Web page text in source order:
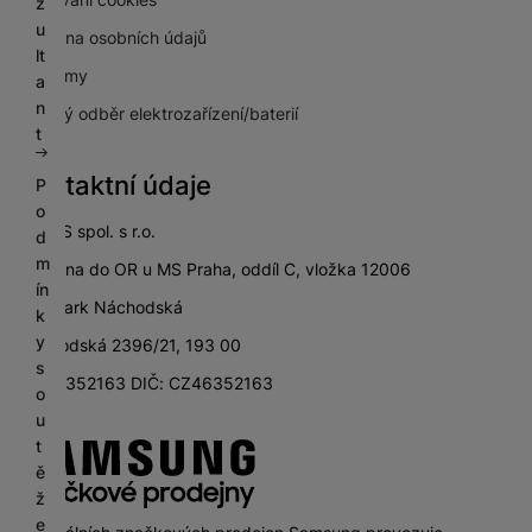
u
lt
a
n
t
P
o
d
m
ín
k
y
s
o
u
t
ě
ž
e
Ochrana osobních údajů
Pro firmy
Zpětný odběr elektrozařízení/baterií
Kontaktní údaje
SETOS spol. s r.o.
zapsána do OR u MS Praha, oddíl C, vložka 12006
City Park Náchodská
Náchodská 2396/21, 193 00
IČ: 46352163 DIČ: CZ46352163